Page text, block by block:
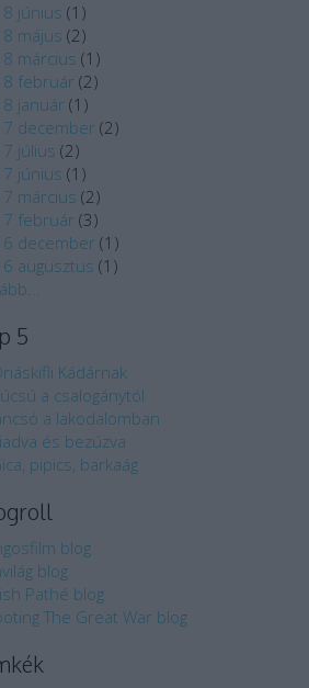
június (1 )
május (2)
március (1 )
február (2)
január (1 )
december (2)
július (2)
június (1 )
március (2)
február (3)
december (1 )
augusztus (1 )
...
5
Kádárnak
a csalogánytól
a lakodalomban
és bezúzva
pipics, barkaág
blog
blog
Pathé blog
The Great War blog